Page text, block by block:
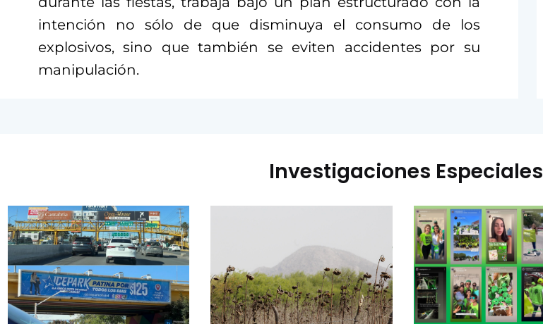
intención no sólo de que disminuya el consumo de los
explosivos, sino que también se eviten accidentes por su
manipulación.
Investigaciones Especiales